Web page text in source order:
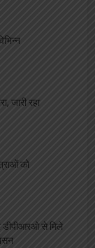
जारी रहा
को
से मिले